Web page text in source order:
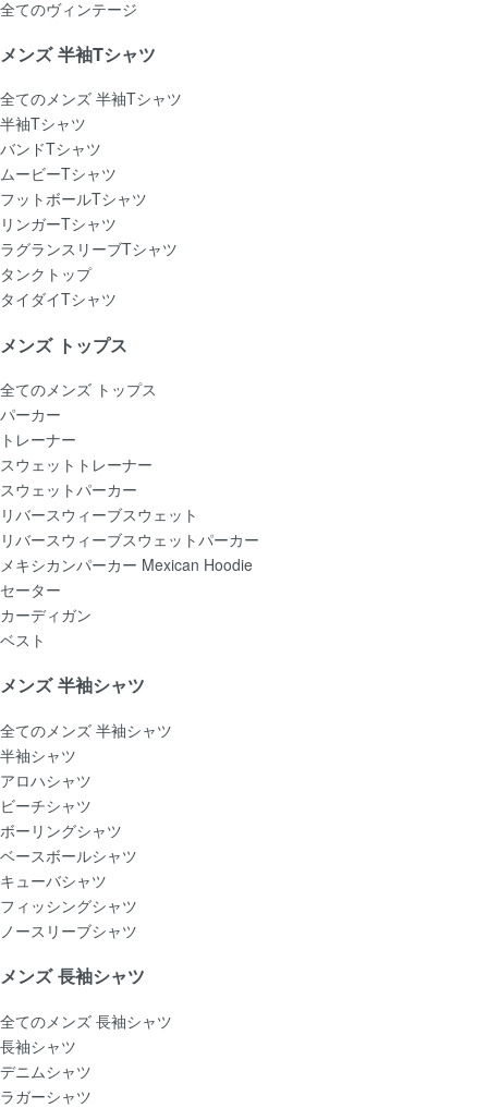
全てのヴィンテージ
メンズ 半袖Tシャツ
全てのメンズ 半袖Tシャツ
半袖Tシャツ
バンドTシャツ
ムービーTシャツ
フットボールTシャツ
リンガーTシャツ
ラグランスリーブTシャツ
タンクトップ
タイダイTシャツ
メンズ トップス
全てのメンズ トップス
パーカー
トレーナー
スウェットトレーナー
スウェットパーカー
リバースウィーブスウェット
リバースウィーブスウェットパーカー
メキシカンパーカー Mexican Hoodie
セーター
カーディガン
ベスト
メンズ 半袖シャツ
全てのメンズ 半袖シャツ
半袖シャツ
アロハシャツ
ビーチシャツ
ボーリングシャツ
ベースボールシャツ
キューバシャツ
フィッシングシャツ
ノースリーブシャツ
メンズ 長袖シャツ
全てのメンズ 長袖シャツ
長袖シャツ
デニムシャツ
ラガーシャツ